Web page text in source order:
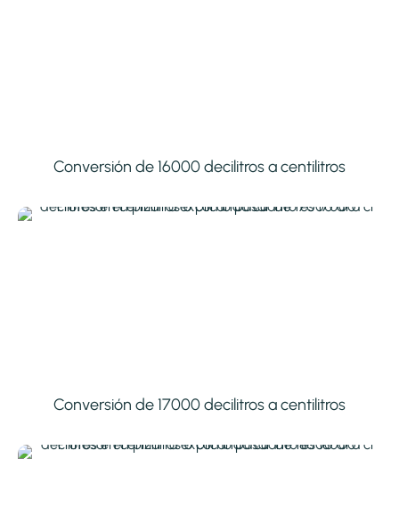
Conversión de 16000 decilitros a centilitros
Conversión de 17000 decilitros a centilitros